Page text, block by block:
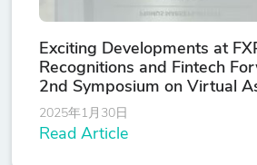
Exciting Developments at
Recognitions and Fintech
2nd Symposium on Virtual
2025年1月30日
Read Article